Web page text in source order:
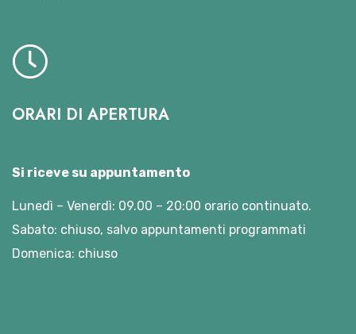
ORARI DI APERTURA
Si riceve su appuntamento
Lunedì – Venerdì: 09.00 – 20:00 orario continuato.
Sabato: chiuso, salvo appuntamenti programmati
Domenica: chiuso